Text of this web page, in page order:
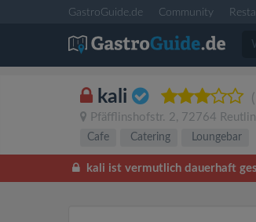
GastroGuide.de Community
kali
Pfäfflinshofstr. 2, 72764
Cafe Catering Loungebar
kali ist vermutlich dauerhaft